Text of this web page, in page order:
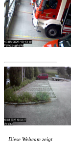
Diese Webcam zeigt